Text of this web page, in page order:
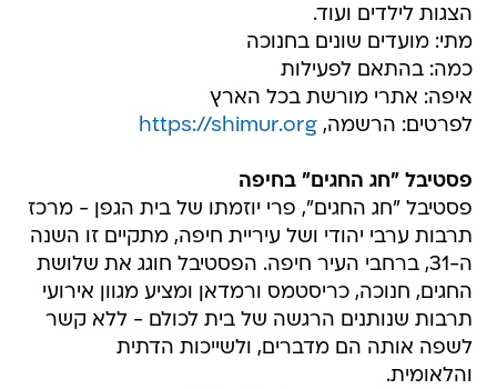
הצגות לילדים ועוד.
מתי: מועדים שונים בחנוכה
כמה: בהתאם לפעילות
איפה: אתרי מורשת בכל הארץ
לפרטים: הרשמה,https://shimur.org
פסטיבל "חג החגים" בחיפה
פסטיבל "חג החגים", פרי יוזמתו של בית הגפן - מרכז
תרבות ערבי יהודי ושל עיריית חיפה, מתקיים זו השנה
ה-31, ברחבי העיר חיפה. הפסטיבל חוגג את שלושת
החגים, חנוכה, כריסטמס ורמדאן ומציע מגוון אירועי
תרבות שנותנים הרגשה של בית לכולם - ללא קשר
לשפה אותה הם מדברים, ולשייכות הדתית
והלאומית.